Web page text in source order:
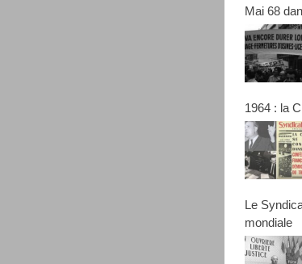
Mai 68
1964 : la
Le
mondiale